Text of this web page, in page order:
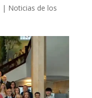
| Noticias de los